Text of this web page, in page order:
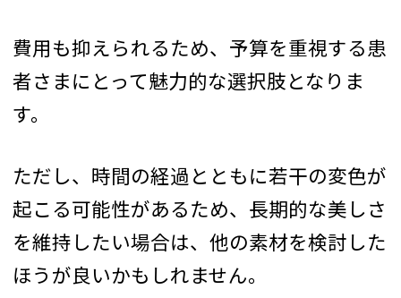
費用も抑えられるため、予算を重視する患
者さまにとって魅力的な選択肢となりま
す。
ただし、時間の経過とともに若干の変色が
起こる可能性があるため、長期的な美しさ
を維持したい場合は、他の素材を検討した
ほうが良いかもしれません。